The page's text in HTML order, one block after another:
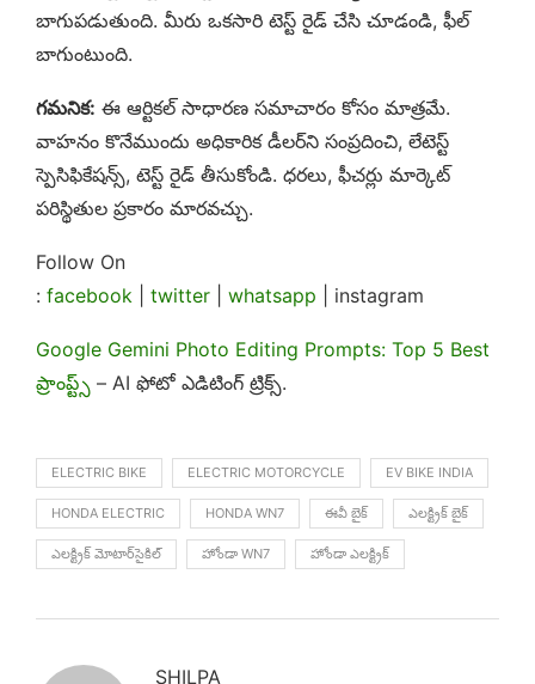
బాగుపడుతుంది. మీరు ఒకసారి టెస్ట్ రైడ్ చేసి చూడండి, ఫీల్
బాగుంటుంది.
గమనిక: ఈ ఆర్టికల్ సాధారణ సమాచారం కోసం మాత్రమే.
వాహనం కొనేముందు అధికారిక డీలర్‌ని సంప్రదించి, లేటెస్ట్
స్పెసిఫికేషన్స్, టెస్ట్ రైడ్ తీసుకోండి. ధరలు, ఫీచర్లు మార్కెట్
పరిస్థితుల ప్రకారం మారవచ్చు.
Follow On
: facebook twitter whatsapp | instagram
Google Gemini Photo Editing Prompts: Top 5 Best
ప్రాంప్ట్స్ – AI ఫోటో ఎడిటింగ్ ట్రిక్స్.
ELECTRIC BIKE ELECTRIC MOTORCYCLE EV BIKE INDIA
HONDA ELECTRIC HONDA WN7 ఈవీ బైక్ ఎలక్ట్రిక్ బైక్
ఎలక్ట్రిక్ మోటార్‌సైకిల్ హోండా WN7 హోండా ఎలక్ట్రిక్
SHILPA